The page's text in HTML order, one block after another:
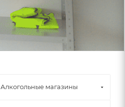
Алкогольные магазины